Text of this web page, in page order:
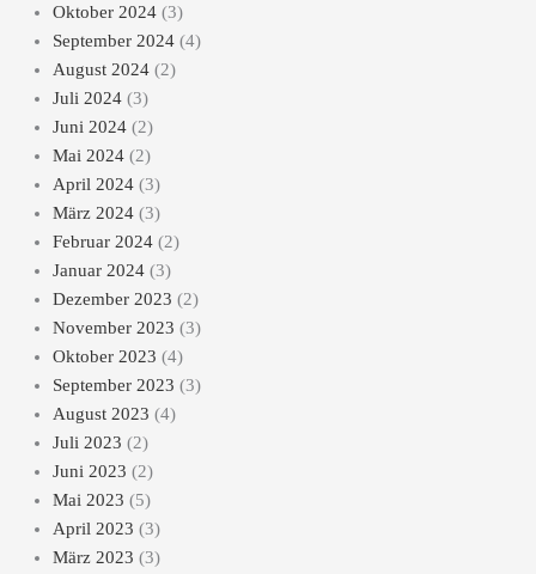
Oktober 2024(3)
September 2024(4)
August 2024(2)
Juli 2024(3)
Juni 2024(2)
Mai 2024(2)
April 2024(3)
März 2024(3)
Februar 2024(2)
Januar 2024(3)
Dezember 2023 (2)
November 2023 (3)
Oktober 2023 (4)
September 2023 (3)
August 2023 (4)
Juli 2023 (2)
Juni 2023 (2)
Mai 2023 (5)
April 2023 (3)
März 2023 (3)